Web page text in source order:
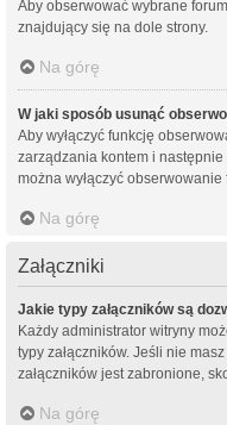
Aby obserwować wybrane
znajdujący się na dole strony.
Na górę
W jaki sposób usunąć
Aby wyłączyć funkcję
zarządzania kontem i następnie
można wyłączyć obserwowanie
Na górę
Załączniki
Jakie typy załączników są
Każdy administrator witryny
typy załączników. Jeśli nie
załączników jest zabronione,
Na górę